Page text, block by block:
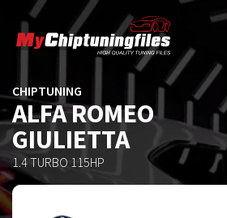
CHIPTUNING
ALFA ROMEO
GIULIETTA
1.4 TURBO 115HP